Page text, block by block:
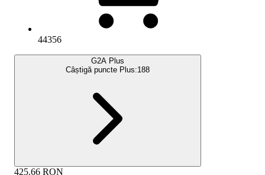
44356
G2A Plus
Câștigă puncte Plus:188
425.66 RON